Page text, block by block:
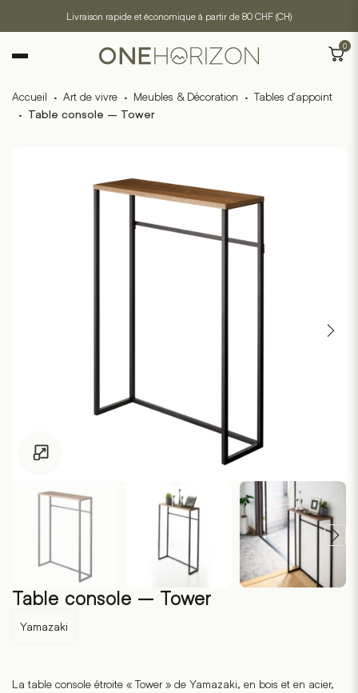
Livraison rapide et économique à partir de 80 CHF (CH)
0
Accueil · Art de vivre · Meubles & Décoration · Tables d'appoint
· Table console – Tower
Pour les enfants de moins de 18 ans, cliquez sur le lien suivant
Table console – Tower
Yamazaki
La table console étroite « Tower » de Yamazaki, en bois et en acier,